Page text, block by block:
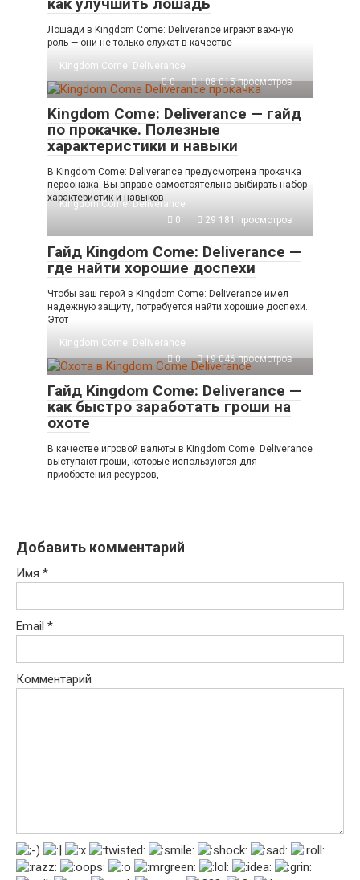
как улучшить лошадь
Лошади в Kingdom Come: Deliverance играют важную
роль — они не только служат в качестве
Kingdom Come: Deliverance
0
108 015 просмотров
Kingdom Come: Deliverance — гайд
по прокачке. Полезные
характеристики и навыки
В Kingdom Come: Deliverance предусмотрена прокачка
персонажа. Вы вправе самостоятельно выбирать набор
характеристик и навыков
Kingdom Come: Deliverance
0
29 181 просмотров
Гайд Kingdom Come: Deliverance —
где найти хорошие доспехи
Чтобы ваш герой в Kingdom Come: Deliverance имел
надежную защиту, потребуется найти хорошие доспехи.
Этот
Kingdom Come: Deliverance
0
19 046 просмотров
Гайд Kingdom Come: Deliverance —
как быстро заработать гроши на
охоте
В качестве игровой валюты в Kingdom Come: Deliverance
выступают гроши, которые используются для
приобретения ресурсов,
Добавить комментарий
Имя *
Email *
Комментарий